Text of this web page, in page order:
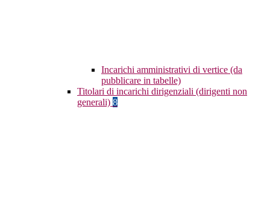
Incarichi amministrativi di vertice (da
pubblicare in tabelle)
Titolari di incarichi dirigenziali (dirigenti non
generali) 8